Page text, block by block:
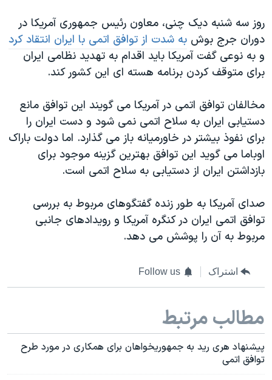
روز سه شنبه دیک چنی، معاون رئیس جمهوری آمریکا در
دوران جرج بوش به شدت از توافق اتمی با ایران انتقاد کرد
و به نوعی گفت آمریکا باید اقدام به تهدید نظامی ایران
برای متوقف کردن برنامه هسته ای این کشور کند.
مخالفان توافق اتمی در آمریکا می گویند این توافق مانع
دستیابی ایران به سلاح اتمی نمی شود و دست ایران را
برای نفوذ بیشتر در خاورمیانه باز می گذارد. اما دولت باراک
اوباما می گوید این توافق بهترین گزینه موجود برای
بازداشتن ایران از دستیابی به سلاح اتمی است.
صدای آمریکا به طور زنده گفتگوهای مربوط به بررسی
توافق اتمی ایران در کنگره آمریکا و رویدادهای جانبی
مربوط به آن را پوشش می دهد.
اشتراک Follow us
مطالب مرتبط
پیشنهاد هری رید به جمهوریخواهان برای همکاری در مورد طرح
توافق اتمی